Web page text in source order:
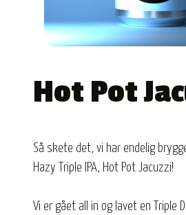
Hot Pot
Så skete det, vi har endelig
Hazy Triple IPA, Hot Pot Jacuzzi!
Vi er gået all in og lavet en Triple